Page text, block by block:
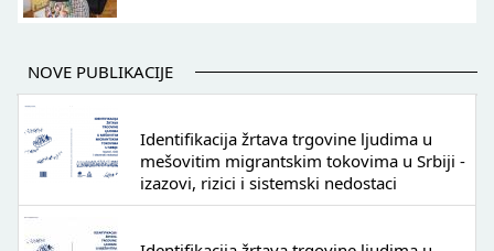
NOVE PUBLIKACIJE
Identifikacija žrtava trgovine ljudima u
mešovitim migrantskim tokovima u Srbiji -
izazovi, rizici i sistemski nedostaci